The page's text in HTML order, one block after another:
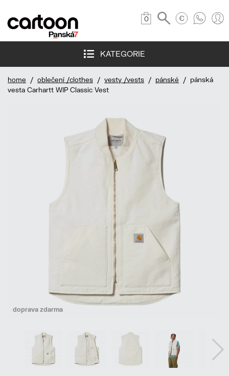
0
KATEGORIE
home / oblečení /clothes / vesty /vests / pánské / pánská
vesta Carhartt WIP Classic Vest
doprava zdarma